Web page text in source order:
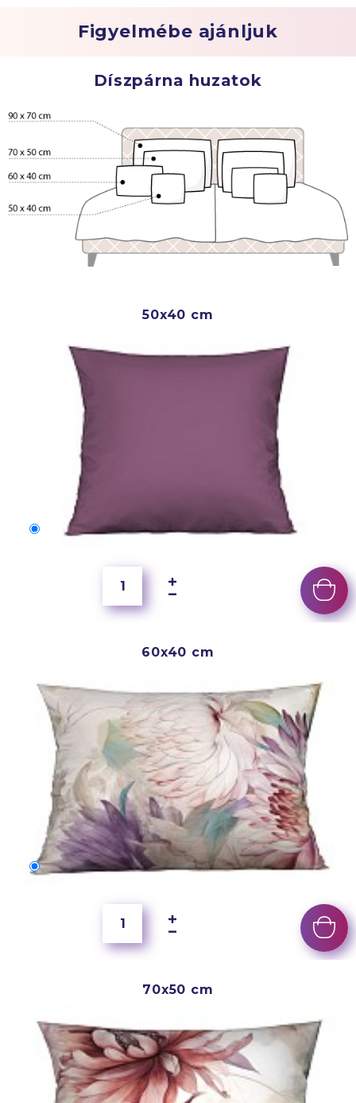
Figyelmébe ajánljuk
Díszpárna huzatok
50x40 cm
50x40 cm
60x40 cm
60x40 cm
70x50 cm